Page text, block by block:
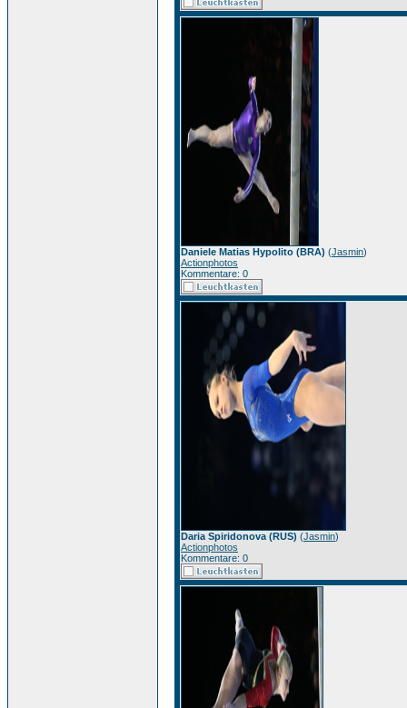
Daniele Matias Hypolito (BRA) (Jasmin)
Actionphotos
Kommentare: 0
Daria Spiridonova (RUS) (Jasmin)
Actionphotos
Kommentare: 0